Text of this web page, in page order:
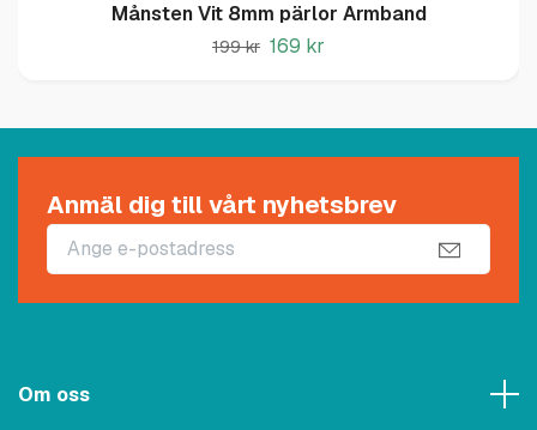
Månsten Vit 8mm pärlor Armband
199 kr 169 kr
Anmäl dig till vårt nyhetsbrev
Om oss